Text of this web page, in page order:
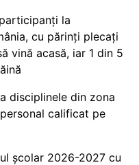
la
cu părinți plecați
vină acasă, iar 1 din 5
disciplinele din zona
calificat pe
școlar 2026-2027 cu